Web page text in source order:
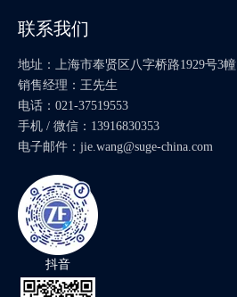
联系我们
地址：上海市奉贤区八字桥路1929号3幢
销售经理：王先生
电话：021-37519553
手机 / 微信：13916830353
电子邮件： jie.wang@suge-china.com
抖音